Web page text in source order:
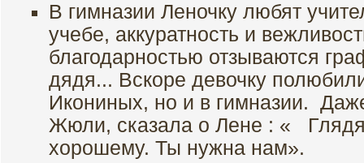
В гимназии Леночку любят
учебе, аккуратность и
благодарностью отзываются
дядя... Вскоре девочку
Икониных, но и в гимназии.
Жюли, сказала о Лене : «
хорошему. Ты нужна нам».